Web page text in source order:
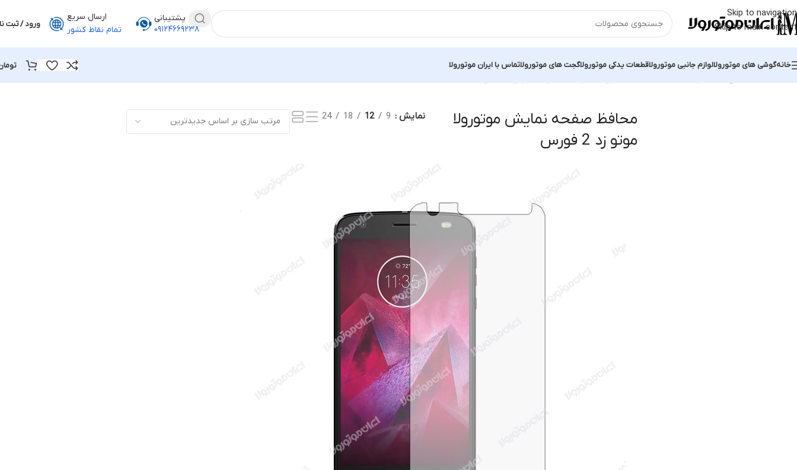
Skip to navigation
Skip to main content
پشتیبانی
۰۹۱۲۴۶۶۹۲۳۸
ارسال سریع
تمام نقاط کشور
ورود / ثبت
خانهگوشی های موتورولالوازم جانبی موتورولاقطعات یدکی موتورولاگجت های موتورولاتماس با ایران موتورولا
محافظ صفحه نمایش موتورولا
موتو زد 2 فورس
نمایش 9
12
18
24